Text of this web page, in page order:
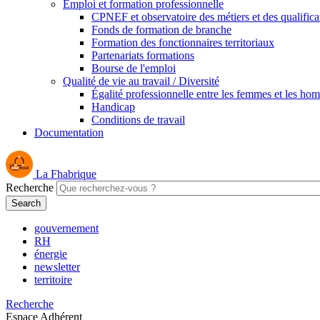
Emploi et formation professionnelle
CPNEF et observatoire des métiers et des
Fonds de formation de branche
Formation des fonctionnaires territoriaux
Partenariats formations
Bourse de l'emploi
Qualité de vie au travail / Diversité
Égalité professionnelle entre les femmes et les
Handicap
Conditions de travail
Documentation
La Fhabrique
Recherche
gouvernement
RH
énergie
newsletter
territoire
Recherche
Espace Adhérent